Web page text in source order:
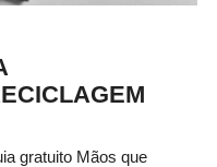
gratuito Mãos que